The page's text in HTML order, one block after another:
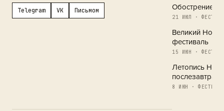
Telegram VK Письмом Обострение в
21 ИЮЛ ·
Великий
фестиваль
15 ИЮН ·
Летопись
послезавтра
8 ИЮН ·